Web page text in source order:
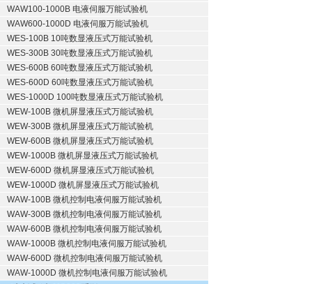
WAW100-1000B 电液伺服万能试验机
WAW600-1000D 电液伺服万能试验机
WES-100B 10吨数显液压式万能试验机
WES-300B 30吨数显液压式万能试验机
WES-600B 60吨数显液压式万能试验机
WES-600D 60吨数显液压式万能试验机
WES-1000D 100吨数显液压式万能试验机
WEW-100B 微机屏显液压式万能试验机
WEW-300B 微机屏显液压式万能试验机
WEW-600B 微机屏显液压式万能试验机
WEW-1000B 微机屏显液压式万能试验机
WEW-600D 微机屏显液压式万能试验机
WEW-1000D 微机屏显液压式万能试验机
WAW-100B 微机控制电液伺服万能试验机
WAW-300B 微机控制电液伺服万能试验机
WAW-600B 微机控制电液伺服万能试验机
WAW-1000B 微机控制电液伺服万能试验机
WAW-600D 微机控制电液伺服万能试验机
WAW-1000D 微机控制电液伺服万能试验机